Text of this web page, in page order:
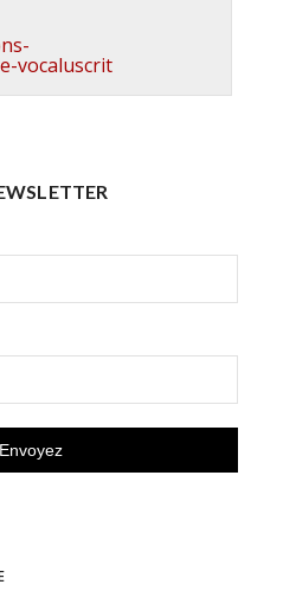
vocaluscrit